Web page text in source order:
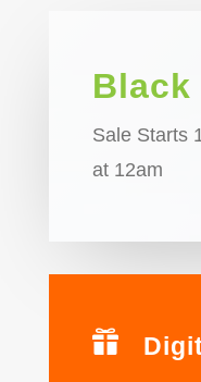
Black
Sale Starts
at 12am
